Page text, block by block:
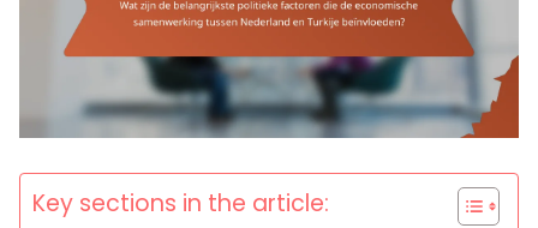
Key sections in the article: